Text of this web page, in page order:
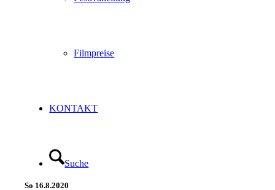
Filmpreise
KONTAKT
Suche
So 16.8.2020